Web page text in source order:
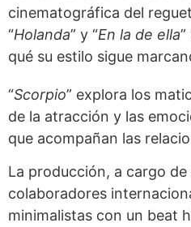
cinematográfica del
“Holanda” y “En la de ella
qué su estilo sigue
“Scorpio” explora los
de la atracción y las
que acompañan las
La producción, a cargo
colaboradores
minimalistas con un beat